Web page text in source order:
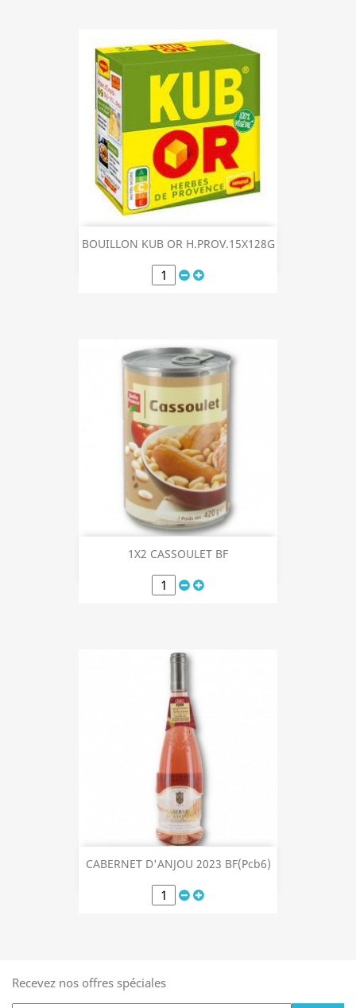
BOUILLON KUB OR H.PROV.15X128G
1X2 CASSOULET BF
CABERNET D'ANJOU 2023 BF(Pcb6)
Recevez nos offres spéciales